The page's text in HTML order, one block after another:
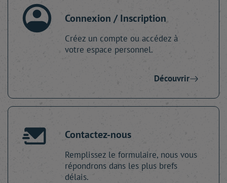
Connexion / Inscription
Créez un compte ou accédez à
votre espace personnel.
Découvrir
Contactez-nous
Remplissez le formulaire, nous vous
répondrons dans les plus brefs
délais.